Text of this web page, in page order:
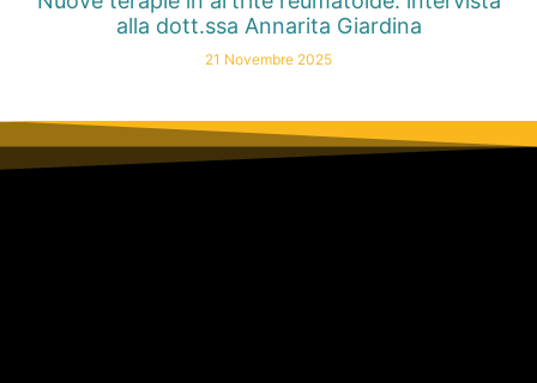
alla dott.ssa Annarita Giardina
21 Novembre 2025